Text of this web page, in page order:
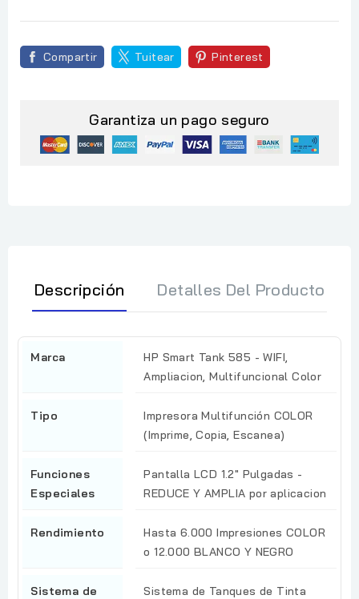
Compartir Tuitear Pinterest
Garantiza un pago seguro
Descripción Detalles Del Producto
Marca
HP Smart Tank 585 - WIFI,
Ampliacion, Multifuncional Color
Tipo
Impresora Multifunción COLOR
(Imprime, Copia, Escanea)
Funciones
Especiales
Pantalla LCD 1.2" Pulgadas -
REDUCE Y AMPLIA por aplicacion
Rendimiento
Hasta 6.000 Impresiones COLOR
o 12.000 BLANCO Y NEGRO
Sistema de Sistema de Tanques de Tinta